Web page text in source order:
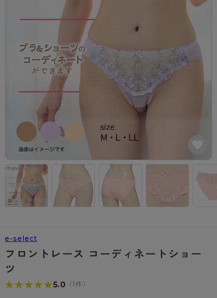
WOMEN
カテゴリから探す
レッグウェア
ストッキング
- 無地ストッキング
- 柄ストッキング
- ショート丈ストッキング
- 着圧ストッキング
- パンティ部レスストッキング
タイツ
- 柄タイツ
- ひざ下丈タイツ
インナーウェア
ブラジャー
- ノンワイヤーブラ
- ワイヤーブラ
- ブラトップ
ショーツ
- レギュラーショーツ
- ガードル・補正ショーツ
肌着・インナー
ライフスタイルウェア
ボトムス
トップス
ルームウェア・パジャマ
アクティブ・スポーツ
- スポーツブラ
- スポーツボトムス
雑貨・小物
レッグウエア
ソックス・靴下
クルー・レギュラー丈ソックス
スニーカー丈・くるぶし丈ソックス
ハイソックス
インナーウエア
メンズパンツ
ボクサー
トランクス
Tバック・ビキニ
肌着・インナー
ライフスタイルウェア
ボトムス
トップス
ルームウェア・パジャマ
レッグウエア
タイツ
ソックス・靴下
クルー・レギュラー丈ソックス
スニーカー丈・くるぶし丈ソックス
ハイソックス
スクールソックス
インナーウエア
ブラジャー
ノンワイヤーブラ
ワイヤーブラ
スポーツブラ
ショーツ
レギュラーショーツ
ボクサー
ブランドから探す
AZGI
アスティーグ
クリアビューティアクティブ
スゴスト
フェイクタイツ
hotto comfort
BT
スクールタイム
商品選びのお手伝い
お悩み別ガードル
私に似合う、ストッキング選び
タイツの選び方
ご利用ガイド
はじめての方へ
よくある質問（FAQ）
お支払い方法について
配送方法について
e-select
フロントレース コーディネートショー
ツ
★★★★★
★★★★★5.0（1件）